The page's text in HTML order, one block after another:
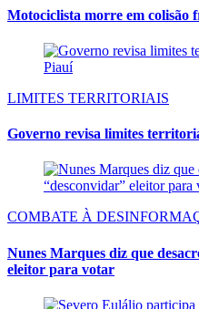
Motociclista morre em colisão
LIMITES TERRITORIAIS
Governo revisa limites
COMBATE À
Nunes Marques diz que
eleitor para votar